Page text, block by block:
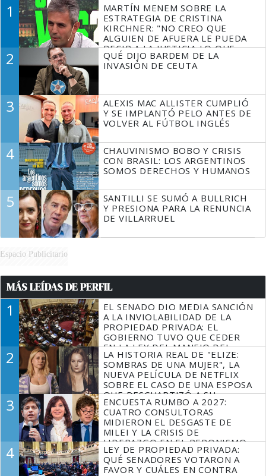
1
MARTÍN MENEM SOBRE LA
ESTRATEGIA DE CRISTINA
KIRCHNER: "NO CREO QUE
ALGUIEN DE AFUERA LE PUEDA
DECIR A LA JUSTICIA LO QUE
TIENE QUE HACER"
2
QUÉ DIJO BARDEM DE LA
INVASIÓN DE CEUTA
3
ALEXIS MAC ALLISTER CUMPLIÓ
Y SE IMPLANTÓ PELO ANTES DE
VOLVER AL FÚTBOL INGLÉS
4
CHAUVINISMO BOBO Y CRISIS
CON BRASIL: LOS ARGENTINOS
SOMOS DERECHOS Y HUMANOS
5
SANTILLI SE SUMÓ A BULLRICH
Y PRESIONA PARA LA RENUNCIA
DE VILLARRUEL
Espacio Publicitario
MÁS LEÍDAS DE PERFIL
1
EL SENADO DIO MEDIA SANCIÓN
A LA INVIOLABILIDAD DE LA
PROPIEDAD PRIVADA: EL
GOBIERNO TUVO QUE CEDER
EN LA LEY DEL MANEJO DEL
FUEGO
2
LA HISTORIA REAL DE "ELIZE:
SOMBRAS DE UNA MUJER", LA
NUEVA PELÍCULA DE NETFLIX
SOBRE EL CASO DE UNA ESPOSA
QUE DESCUARTIZÓ A SU
MARIDO
3
ENCUESTA RUMBO A 2027:
CUATRO CONSULTORAS
MIDIERON EL DESGASTE DE
MILEI Y LA CRISIS DE
LIDERAZGO EN EL PERONISMO
4
LEY DE PROPIEDAD PRIVADA:
QUÉ SENADORES VOTARON A
FAVOR Y CUÁLES EN CONTRA